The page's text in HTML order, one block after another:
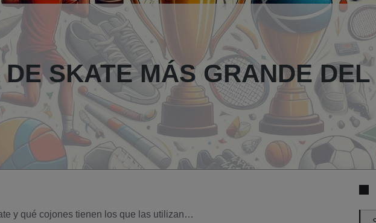
SKATE MÁS GRANDE DEL
y qué cojones tienen los que las utilizan…